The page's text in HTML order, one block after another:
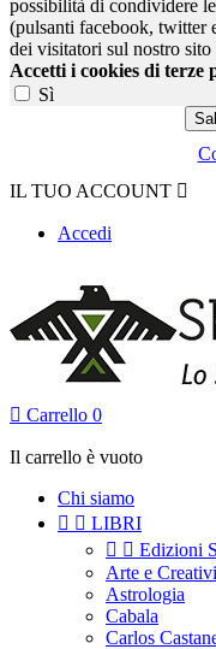
possibilità di condividere
(pulsanti facebook, twitter
dei visitatori sul nostro
Accetti i cookies di terze
Sì
IL TUO ACCOUNT 
Accedi
 Carrello 0
Il carrello è vuoto
Chi siamo
  LIBRI
  Edizioni
Arte e
Astrologia
Cabala
Carlos